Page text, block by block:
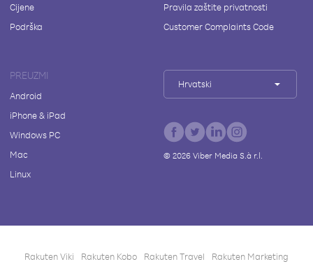
Cijene
Podrška
Pravila zaštite privatnosti
Customer Complaints Code
PREUZMI
Android
iPhone & iPad
Windows PC
Mac
Linux
Hrvatski
© 2026Viber Media S.à r.l.
Rakuten Viki Rakuten Kobo Rakuten Travel Rakuten Marketing